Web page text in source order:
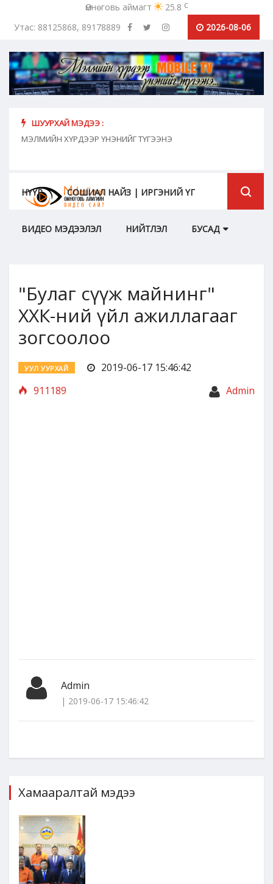
Өмнөговь аймагт 25.8 c
Утас: 88125868, 89178889
2026-08-06
ШУУРХАЙ МЭДЭЭ :
МЭЛМИЙН ХҮРДЭЭР ҮНЭНИЙГ ТҮГЭЭНЭ
НҮҮР СОШИАЛ НАЙЗ | ИРГЭНИЙ ҮГ
ВИДЕО МЭДЭЭЛЭЛ НИЙТЛЭЛ БУСАД
"Булаг сүүж майнинг"
ХХК-ний үйл ажиллагааг
зогсоолоо
УУЛ УУРХАЙ
2019-06-17 15:46:42
911189
Admin
Admin
| 2019-06-17 15:46:42
Хамааралтай мэдээ